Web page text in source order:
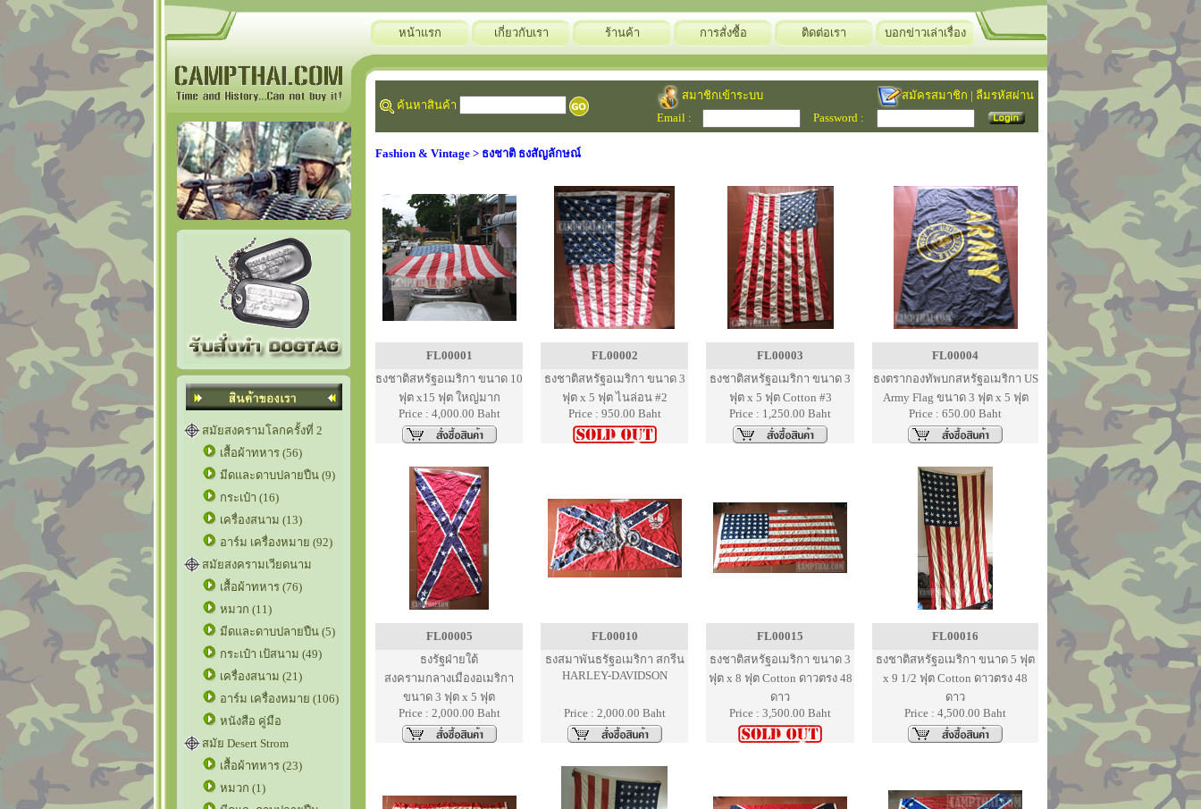
หน้าแรก เกี่ยวกับเรา ร้านค้า การสั่งซื้อ ติดต่อเรา บอกข่าวเล่าเรื่อง
สมัยสงครามโลกครั้งที่ 2
เสื้อผ้าทหาร (56)
มีดและดาบปลายปืน (9)
กระเป๋า (16)
เครื่องสนาม (13)
อาร์ม เครื่องหมาย (92)
สมัยสงครามเวียดนาม
เสื้อผ้าทหาร (76)
หมวก (11)
มีดและดาบปลายปืน (5)
กระเป๋า เป้สนาม (49)
เครื่องสนาม (21)
อาร์ม เครื่องหมาย (106)
หนังสือ คู่มือ
สมัย Desert Strom
เสื้อผ้าทหาร (23)
หมวก (1)
ค้นหาสินค้า
สมาชิกเข้าระบบ สมัครสมาชิก | ลืมรหัสผ่าน
Email :
Password :
Fashion & Vintage > ธงชาติ ธงสัญลักษณ์
FL00001 FL00002 FL00003
FL00004
ธงชาติสหรัฐอเมริกา ขนาด 10
ฟุต x15 ฟุต ใหญ่มาก
ธงชาติสหรัฐอเมริกา ขนาด 3
ฟุต x 5 ฟุต ไนล่อน #2
ธงชาติสหรัฐอเมริกา ขนาด 3
ฟุต x 5 ฟุต Cotton #3
ธงตรากองทัพบกสหรัฐอเมริกา US
Army Flag ขนาด 3 ฟุต x 5 ฟุต
Price : 4,000.00 Baht
Price : 950.00 Baht Price : 1,250.00 Baht Price : 650.00 Baht
FL00005 FL00010 FL00015
FL00016
ธงรัฐฝ่ายใต้
สงครามกลางเมืองอเมริกา
ขนาด 3 ฟุต x 5 ฟุต
ธงสมาพันธรัฐอเมริกา สกรีน
HARLEY-DAVIDSON
ธงชาติสหรัฐอเมริกา ขนาด 3
ฟุต x 8 ฟุต Cotton ดาวตรง 48
ดาว
ธงชาติสหรัฐอเมริกา ขนาด 5 ฟุต
x 9 1/2 ฟุต Cotton ดาวตรง 48
ดาว
Price : 2,000.00 Baht
Price : 2,000.00 Baht Price : 3,500.00 Baht Price : 4,500.00 Baht